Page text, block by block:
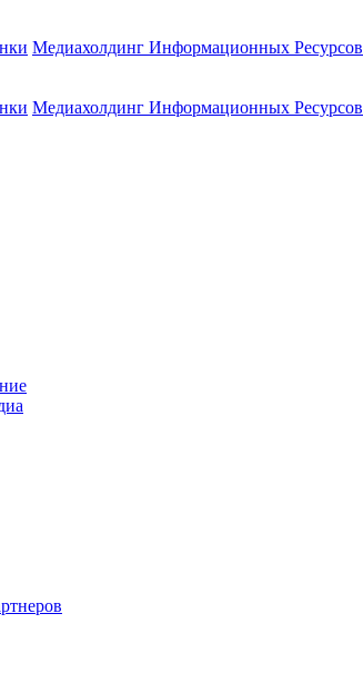
Медиахолдинг Информационных Ресурсов
Медиахолдинг Информационных Ресурсов